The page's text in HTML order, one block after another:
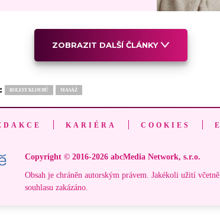
ZOBRAZIT DALŠÍ ČLÁNKY
BOLEST KLOUBŮ MASÁŽ
KARIÉRA COOKIES
Copyright © 2016-2026 abcMedia Network, s.r.o.
Obsah je chráněn autorským právem. Jakékoli užití
souhlasu zakázáno.